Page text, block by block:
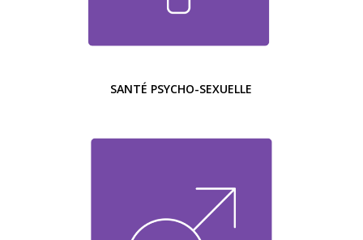
SANTÉ PSYCHO-SEXUELLE